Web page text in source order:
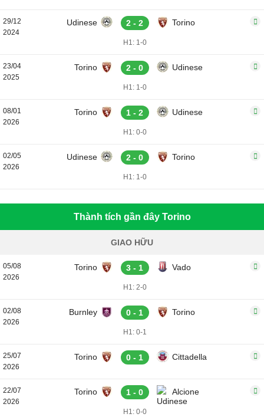
29/12
2024
Udinese 2 - 2 Torino
H1: 1-0
23/04
2025
Torino 2 - 0 Udinese
H1: 1-0
08/01
2026
Torino 1 - 2 Udinese
H1: 0-0
02/05
2026
Udinese 2 - 0 Torino
H1: 1-0
Thành tích gần đây Torino
GIAO HỮU
05/08
2026
Torino 3 - 1 Vado
H1: 2-0
02/08
2026
Burnley 0 - 1 Torino
H1: 0-1
25/07
2026
Torino 0 - 1 Cittadella
22/07
2026
Torino 1 - 0 Alcione
H1: 0-0